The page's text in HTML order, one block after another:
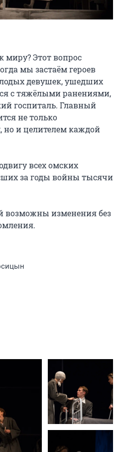
миру? Этот вопрос
мы застаём героев
девушек, ушедших
с тяжёлыми ранениями,
госпиталь. Главный
не только
и целителем каждой
всех омских
за годы войны тысячи
возможны изменения без